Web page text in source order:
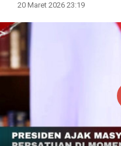
20 Maret 2026 23:19